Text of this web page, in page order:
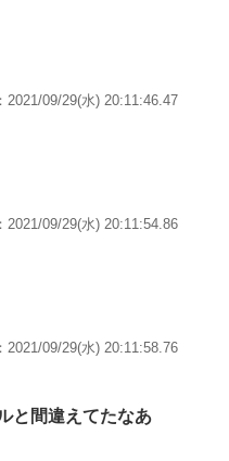
：2021/09/29(水) 20:11:46.47
：2021/09/29(水) 20:11:54.86
：2021/09/29(水) 20:11:58.76
と間違えてたなあ